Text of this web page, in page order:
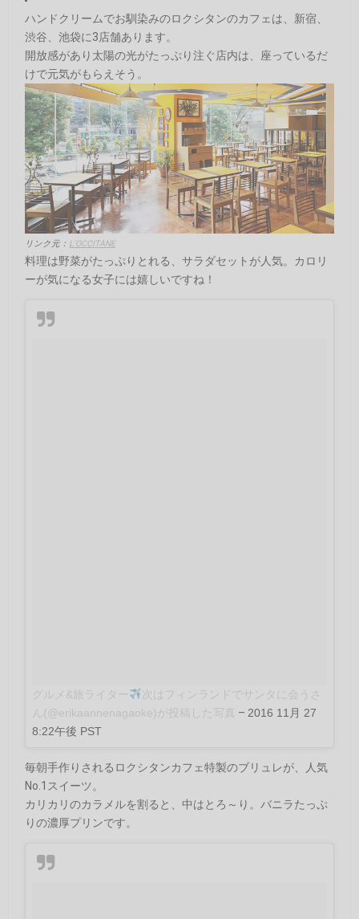
ハンドクリームでお馴染みのロクシタンのカフェは、新宿、
渋谷、池袋に3店舗あります。
開放感があり太陽の光がたっぷり注ぐ店内は、座っているだ
けで元気がもらえそう。
リンク元： L’OCCITANE
料理は野菜がたっぷりとれる、サラダセットが人気。カロリ
ーが気になる女子には嬉しいですね！
グルメ&旅ライター
次はフィンランドでサンタに会うさ
ん(@erikaannenagaoke)が投稿した写真
– 2016 11月 27
8:22午後 PST
毎朝手作りされるロクシタンカフェ特製のブリュレが、人気
No.1スイーツ。
カリカリのカラメルを割ると、中はとろ～り。バニラたっぷ
りの濃厚プリンです。